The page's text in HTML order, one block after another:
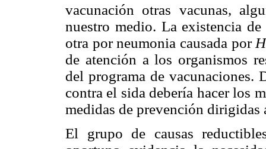
vacunación otras vacunas,
nuestro medio. La existencia
otra por neumonia causada por
de atención a los organismos
del programa de vacunaciones.
contra el sida debería hacer los
medidas de prevención dirigidas
El grupo de causas